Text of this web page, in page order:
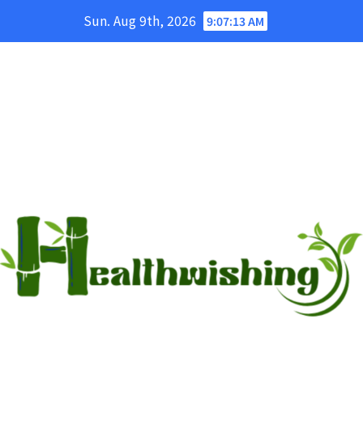
Sun. Aug 9th, 2026 9:07:14 AM